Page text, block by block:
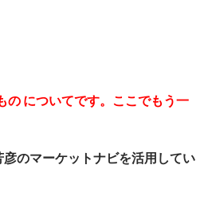
の についてです。ここでもう一
マーケットナビを活用してい